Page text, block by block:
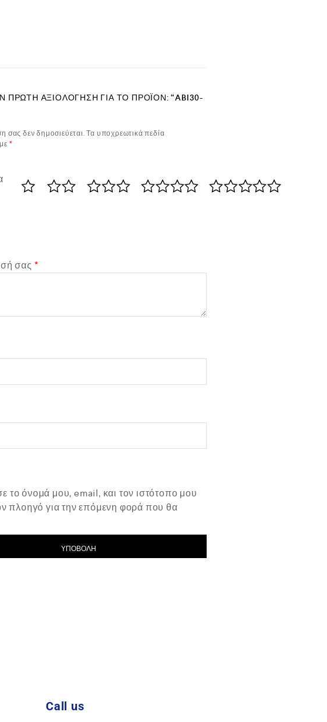
ΠΡΏΤΗ ΑΞΙΟΛΌΓΗΣΗ ΓΙΑ ΤΟ ΠΡΟΪΌΝ: “ABI30-
σας δεν δημοσιεύεται. Τα υποχρεωτικά πεδία
*
σας *
το όνομά μου, email, και τον ιστότοπο μου
πλοηγό για την επόμενη φορά που θα
Call us